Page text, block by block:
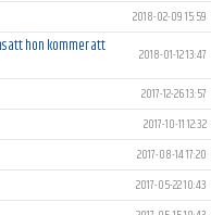
2018-02-09 15:59
att hon kommer att
2018-01-12 13:47
2017-12-26 13:57
2017-10-11 12:32
2017-08-14 17:20
2017-05-22 10:43